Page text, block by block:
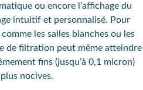
ou encore l’affichage du
intuitif et personnalisé. Pour
comme les salles blanches ou les
de filtration peut même atteindre
fins (jusqu’à 0,1 micron)
nocives.